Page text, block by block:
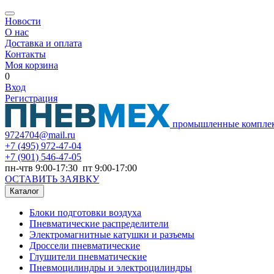
Новости
О нас
Доставка и оплата
Контакты
Моя корзина
0
Вход
Регистрация
промышленные
9724704@mail.ru
+7 (495) 972-47-04
+7 (901) 546-47-05
пн-чтв 9:00-17:30 пт 9:00-17:00
ОСТАВИТЬ ЗАЯВКУ
Каталог
Блоки подготовки воздуха
Пневматические распределители
Электромагнитные катушки и разъемы
Дроссели пневматические
Глушители пневматические
Пневмоцилиндры и электроцилиндры